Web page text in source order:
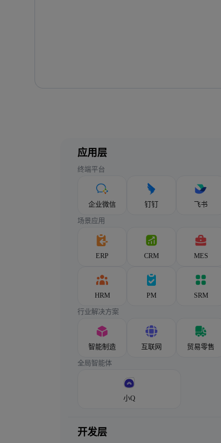
应用层
终端平台
企业微信 钉钉 飞书
场景应用
ERP CRM MES
HRM PM SRM
行业解决方案
智能制造 互联网 贸易零售
全局智能体
小Q
开发层